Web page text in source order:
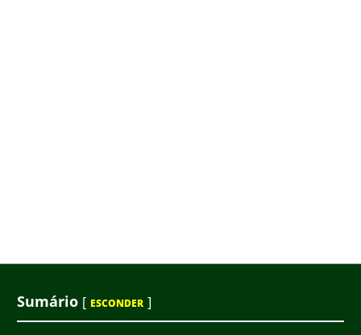
Sumário [ ESCONDER ]